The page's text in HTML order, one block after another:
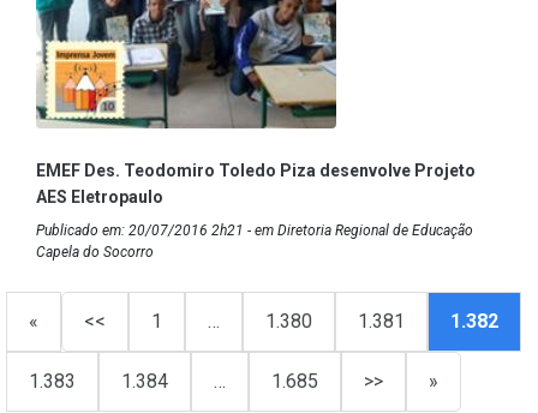
EMEF Des. Teodomiro Toledo Piza desenvolve Projeto
AES Eletropaulo
Publicado em: 20/07/2016 2h21 - em Diretoria Regional de Educação
Capela do Socorro
« << 1 … 1.380 1.381 1.382
1.383 1.384 … 1.685 >> »